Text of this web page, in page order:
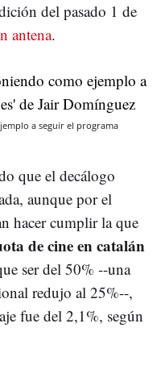
del pasado 1 de
antena.
a seguir el programa
que el decálogo
aunque por el
hacer cumplir la que
de cine en catalán
ser del 50% --una
redujo al 25%--,
fue del 2,1%, según